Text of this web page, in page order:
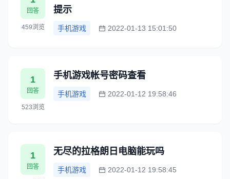
回答
459浏览
提示
手机游戏 2022-01-13 15:01:50
1
回答
523浏览
手机游戏帐号密码查看
手机游戏 2022-01-12 19:58:46
1
回答
无尽的拉格朗日电脑能玩吗
手机游戏 2022-01-12 19:58:45